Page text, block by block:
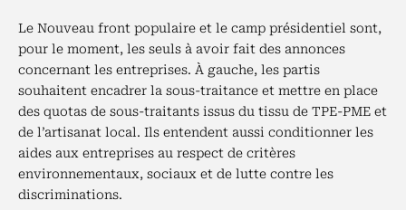
Le Nouveau front populaire et le camp présidentiel sont,
pour le moment, les seuls à avoir fait des annonces
concernant les entreprises. À gauche, les partis
souhaitent encadrer la sous-traitance et mettre en place
des quotas de sous-traitants issus du tissu de TPE-PME et
de l’artisanat local. Ils entendent aussi conditionner les
aides aux entreprises au respect de critères
environnementaux, sociaux et de lutte contre les
discriminations.